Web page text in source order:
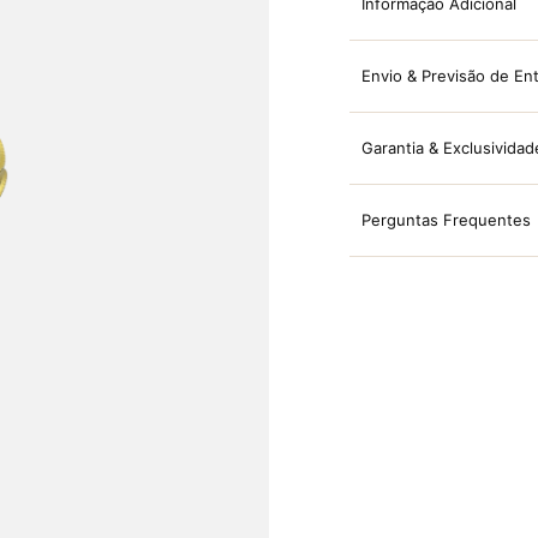
Envio & Previsão de
Garantia &
Perguntas Frequentes